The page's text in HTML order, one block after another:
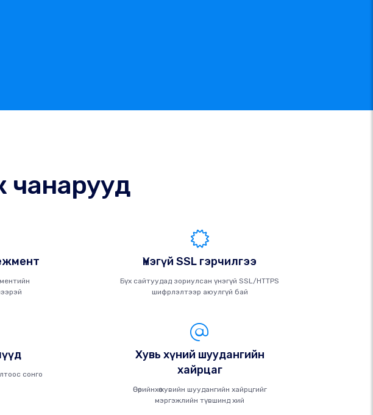
чанарууд
Үнэгүй SSL гэрчилгээ
Бүх сайтуудад зориулсан үнэгүй SSL/HTTPS
шифрлэлтээр аюулгүй бай
сонго
Хувь хүний ​​шуудангийн
хайрцаг
Өөрийнхөө хувийн шуудангийн хайрцгийг
мэргэжлийн түвшинд хий